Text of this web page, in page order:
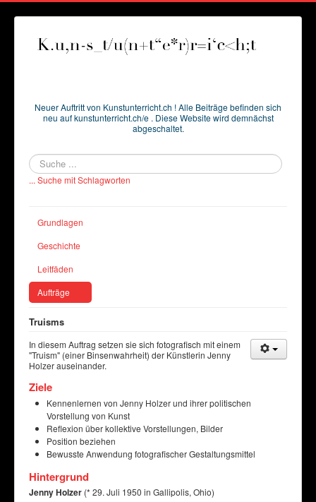
Neuer Auftritt von Kunstunterricht.ch ! Alle Beiträge befinden sich
neu auf kunstunterricht.ch/e . Diese Website wird demnächst
abgeschaltet.
Suchen
... Suche mit Schlagworten
Grundlagen
Geschichte
Leitfäden
Aufträge
Truisms
In diesem Auftrag setzen sie sich fotografisch mit einem
"Truism" (einer Binsenwahrheit) der Künstlerin Jenny
Holzer auseinander.
Ziele
Kennenlernen von Jenny Holzer und ihrer politischen
Vorstellung von Kunst
Reflexion über kollektive Vorstellungen, Bilder
Position beziehen
Bewusste Anwendung fotografischer Gestaltungsmittel
Hintergrund
Jenny Holzer (* 29. Juli 1950 in Gallipolis, Ohio)